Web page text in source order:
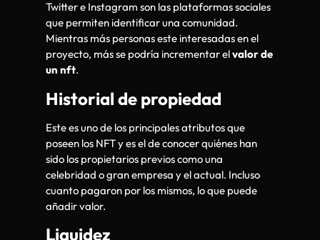
Twitter e Instagram son las plataformas sociales
que permiten identificar una comunidad.
Mientras más personas este interesadas en el
proyecto, más se podría incrementar elvalor de
un nft.
Historial de propiedad
Este es uno de los principales atributos que
poseen los NFT y es el de conocer quiénes han
sido los propietarios previos como una
celebridad o gran empresa y el actual. Incluso
cuanto pagaron por los mismos, lo que puede
añadir valor.
Liquidez